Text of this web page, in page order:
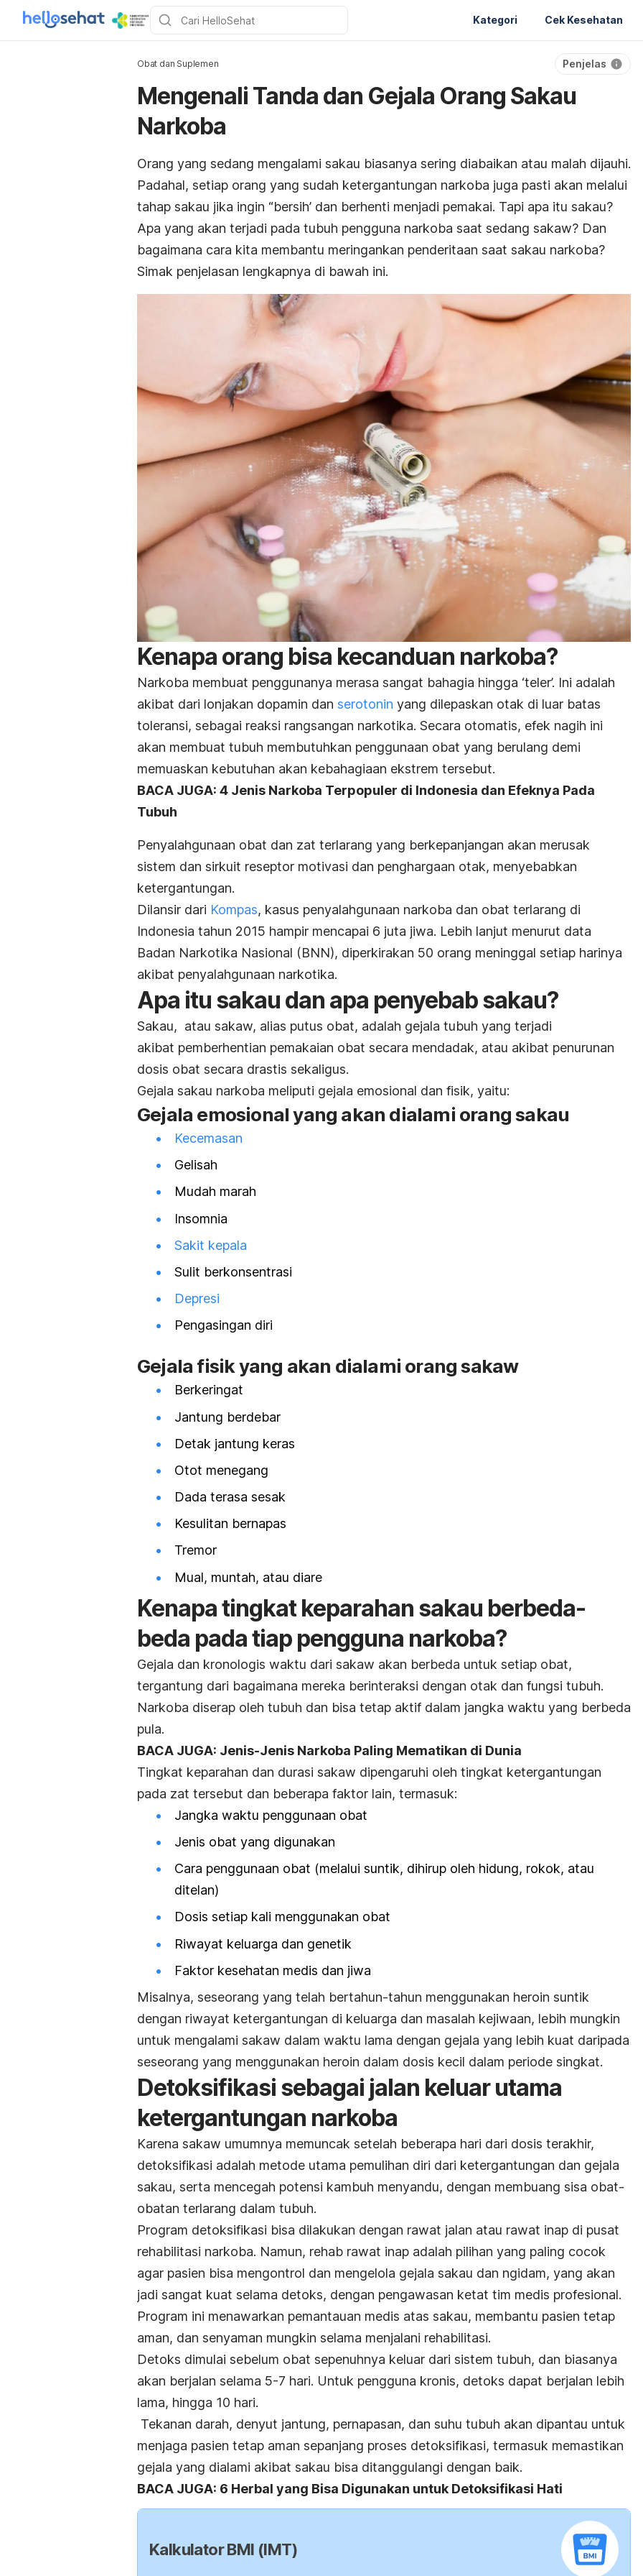
Kategori Cek Kesehatan
Obat dan Suplemen Penjelas
Mengenali Tanda dan Gejala Orang Sakau
Narkoba
Orang yang sedang mengalami sakau biasanya sering diabaikan atau malah dijauhi.
Padahal, setiap orang yang sudah ketergantungan narkoba juga pasti akan melalui
tahap sakau jika ingin “bersih’ dan berhenti menjadi pemakai. Tapi apa itu sakau?
Apa yang akan terjadi pada tubuh pengguna narkoba saat sedang sakaw? Dan
bagaimana cara kita membantu meringankan penderitaan saat sakau narkoba?
Simak penjelasan lengkapnya di bawah ini.
Kenapa orang bisa kecanduan narkoba?
Narkoba membuat penggunanya merasa sangat bahagia hingga ‘teler’. Ini adalah
akibat dari lonjakan dopamin dan serotonin yang dilepaskan otak di luar batas
toleransi, sebagai reaksi rangsangan narkotika. Secara otomatis, efek nagih ini
akan membuat tubuh membutuhkan penggunaan obat yang berulang demi
memuaskan kebutuhan akan kebahagiaan ekstrem tersebut.
BACA JUGA: 4 Jenis Narkoba Terpopuler di Indonesia dan Efeknya Pada
Tubuh
Penyalahgunaan obat dan zat terlarang yang berkepanjangan akan merusak
sistem dan sirkuit reseptor motivasi dan penghargaan otak, menyebabkan
ketergantungan.
Dilansir dari Kompas, kasus penyalahgunaan narkoba dan obat terlarang di
Indonesia tahun 2015 hampir mencapai 6 juta jiwa. Lebih lanjut menurut data
Badan Narkotika Nasional (BNN), diperkirakan 50 orang meninggal setiap harinya
akibat penyalahgunaan narkotika.
Apa itu sakau dan apa penyebab sakau?
Sakau, atau sakaw, alias putus obat, adalah gejala tubuh yang terjadi
akibat pemberhentian pemakaian obat secara mendadak, atau akibat penurunan
dosis obat secara drastis sekaligus.
Gejala sakau narkoba meliputi gejala emosional dan fisik, yaitu:
Gejala emosional yang akan dialami orang sakau
Kecemasan
Gelisah
Mudah marah
Insomnia
Sakit kepala
Sulit berkonsentrasi
Depresi
Pengasingan diri
Gejala fisik yang akan dialami orang sakaw
Berkeringat
Jantung berdebar
Detak jantung keras
Otot menegang
Dada terasa sesak
Kesulitan bernapas
Tremor
Mual, muntah, atau diare
Kenapa tingkat keparahan sakau berbeda-
beda pada tiap pengguna narkoba?
Gejala dan kronologis waktu dari sakaw akan berbeda untuk setiap obat,
tergantung dari bagaimana mereka berinteraksi dengan otak dan fungsi tubuh.
Narkoba diserap oleh tubuh dan bisa tetap aktif dalam jangka waktu yang berbeda
pula.
BACA JUGA: Jenis-Jenis Narkoba Paling Mematikan di Dunia
Tingkat keparahan dan durasi sakaw dipengaruhi oleh tingkat ketergantungan
pada zat tersebut dan beberapa faktor lain, termasuk:
Jangka waktu penggunaan obat
Jenis obat yang digunakan
Cara penggunaan obat (melalui suntik, dihirup oleh hidung, rokok, atau
ditelan)
Dosis setiap kali menggunakan obat
Riwayat keluarga dan genetik
Faktor kesehatan medis dan jiwa
Misalnya, seseorang yang telah bertahun-tahun menggunakan heroin suntik
dengan riwayat ketergantungan di keluarga dan masalah kejiwaan, lebih mungkin
untuk mengalami sakaw dalam waktu lama dengan gejala yang lebih kuat daripada
seseorang yang menggunakan heroin dalam dosis kecil dalam periode singkat.
Detoksifikasi sebagai jalan keluar utama
ketergantungan narkoba
Karena sakaw umumnya memuncak setelah beberapa hari dari dosis terakhir,
detoksifikasi adalah metode utama pemulihan diri dari ketergantungan dan gejala
sakau, serta mencegah potensi kambuh menyandu, dengan membuang sisa obat-
obatan terlarang dalam tubuh.
Program detoksifikasi bisa dilakukan dengan rawat jalan atau rawat inap di pusat
rehabilitasi narkoba. Namun, rehab rawat inap adalah pilihan yang paling cocok
agar pasien bisa mengontrol dan mengelola gejala sakau dan ngidam, yang akan
jadi sangat kuat selama detoks, dengan pengawasan ketat tim medis profesional.
Program ini menawarkan pemantauan medis atas sakau, membantu pasien tetap
aman, dan senyaman mungkin selama menjalani rehabilitasi.
Detoks dimulai sebelum obat sepenuhnya keluar dari sistem tubuh, dan biasanya
akan berjalan selama 5-7 hari. Untuk pengguna kronis, detoks dapat berjalan lebih
lama, hingga 10 hari.
Tekanan darah, denyut jantung, pernapasan, dan suhu tubuh akan dipantau untuk
menjaga pasien tetap aman sepanjang proses detoksifikasi, termasuk memastikan
gejala yang dialami akibat sakau bisa ditanggulangi dengan baik.
BACA JUGA: 6 Herbal yang Bisa Digunakan untuk Detoksifikasi Hati
Kalkulator BMI (IMT)